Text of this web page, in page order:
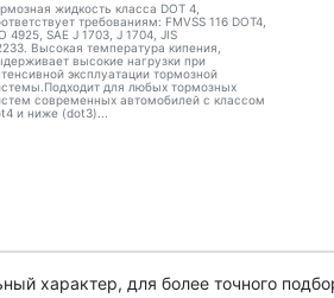
жидкость класса DOT 4,
требованиям: FMVSS 116 DOT4,
4925, SAE J 1703, J 1704, JIS
Высокая температура кипения,
высокие нагрузки при
эксплуатации тормозной
для любых тормозных
современных автомобилей с классом
и ниже (dot3)...
характер, для более точного